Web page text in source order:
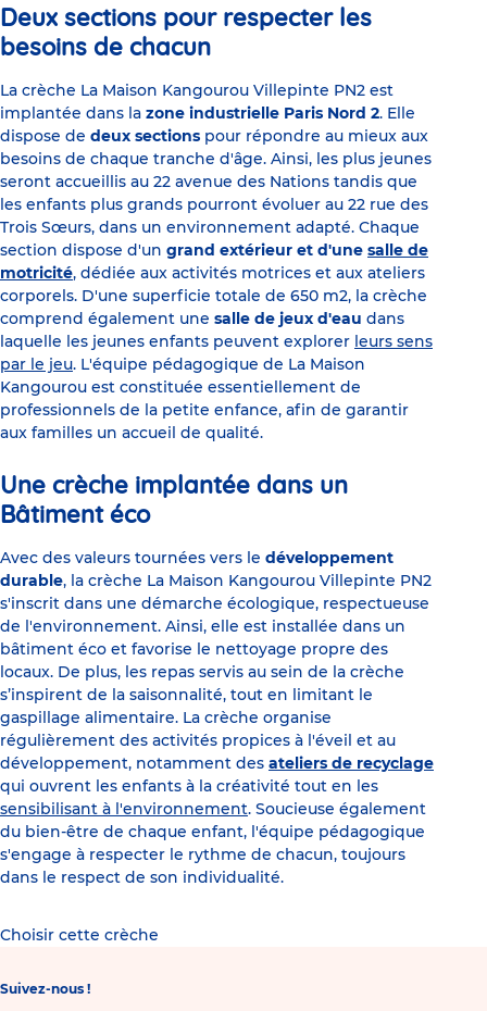
Deux sections pour respecter les
besoins de chacun
La crèche La Maison Kangourou Villepinte PN2 est
implantée dans la zone industrielle Paris Nord 2. Elle
dispose de deux sections pour répondre au mieux aux
besoins de chaque tranche d'âge. Ainsi, les plus jeunes
seront accueillis au 22 avenue des Nations tandis que
les enfants plus grands pourront évoluer au 22 rue des
Trois Sœurs, dans un environnement adapté. Chaque
section dispose d'un grand extérieur et d'une salle de
motricité, dédiée aux activités motrices et aux ateliers
corporels. D'une superficie totale de 650 m2, la crèche
comprend également une salle de jeux d'eau dans
laquelle les jeunes enfants peuvent explorer leurs sens
par le jeu. L'équipe pédagogique de La Maison
Kangourou est constituée essentiellement de
professionnels de la petite enfance, afin de garantir
aux familles un accueil de qualité.
Une crèche implantée dans un
Bâtiment éco
Avec des valeurs tournées vers le développement
durable, la crèche La Maison Kangourou Villepinte PN2
s'inscrit dans une démarche écologique, respectueuse
de l'environnement. Ainsi, elle est installée dans un
bâtiment éco et favorise le nettoyage propre des
locaux. De plus, les repas servis au sein de la crèche
s’inspirent de la saisonnalité, tout en limitant le
gaspillage alimentaire. La crèche organise
régulièrement des activités propices à l'éveil et au
développement, notamment des ateliers de recyclage
qui ouvrent les enfants à la créativité tout en les
sensibilisant à l'environnement. Soucieuse également
du bien-être de chaque enfant, l'équipe pédagogique
s'engage à respecter le rythme de chacun, toujours
dans le respect de son individualité.
Choisir cette crèche
Suivez-nous !